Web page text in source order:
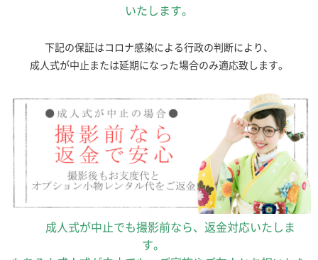
いたします。
下記の保証はコロナ感染による行政の判断により、
成人式が中止または延期になった場合のみ適応致します。
成人式が中止でも撮影前なら、返金対応いたしま
す。